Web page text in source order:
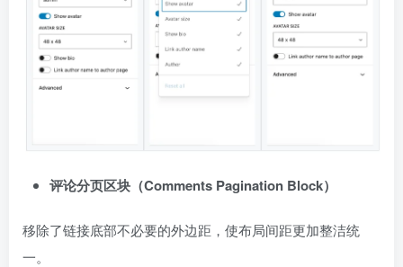
评论分页区块（Comments Pagination Block）
移除了链接底部不必要的外边距，使布局间距更加整洁统
一。